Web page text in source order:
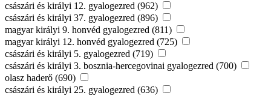
császári és királyi 12. gyalogezred (962)
császári és királyi 37. gyalogezred (896)
magyar királyi 9. honvéd gyalogezred (811)
magyar királyi 12. honvéd gyalogezred (725)
császári és királyi 5. gyalogezred (719)
császári és királyi 3. bosznia-hercegovinai gyalogezred (700)
olasz haderő (690)
császári és királyi 25. gyalogezred (636)